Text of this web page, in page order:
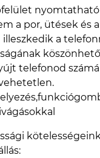
nyomtatható
a por, ütések és
a
telefonod